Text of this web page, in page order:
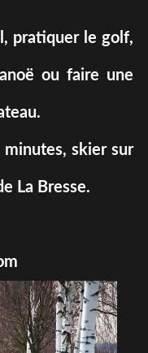
pratiquer le golf,
ou faire une
skier sur
La Bresse.